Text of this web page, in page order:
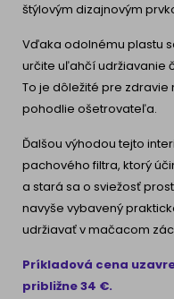
štýlovým dizajnovým
Vďaka odolnému plastu
určite uľahčí udržiavanie
To je dôležité pre
pohodlie ošetrovateľa.
Ďalšou výhodou tejto
pachového filtra, ktorý
a stará sa o sviežosť
navyše vybavený
udržiavať v mačacom
Príkladová cena
približne 34 €.